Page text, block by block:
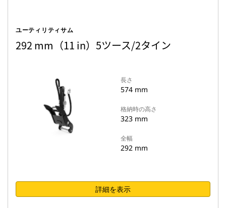
ユーティリティサム
292 mm（11 in）5ツース/2タイン
長さ
574 mm
格納時の高さ
323 mm
全幅
292 mm
詳細を表示